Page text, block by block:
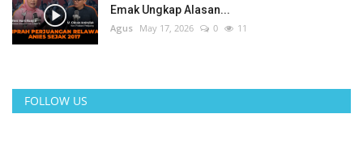
Emak Ungkap Alasan...
Agus May 17, 2026 0 11
FOLLOW US